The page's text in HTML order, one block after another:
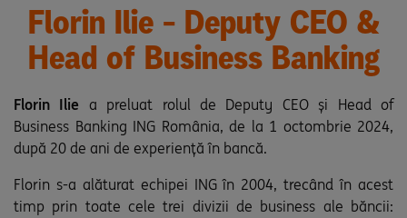
Florin Ilie - Deputy CEO &
Head of Business Banking
Florin Ilie a preluat rolul de Deputy CEO și Head of
Business Banking ING România, de la 1 octombrie 2024,
după 20 de ani de experiență în bancă.
Florin s-a alăturat echipei ING în 2004, trecând în acest
timp prin toate cele trei divizii de business ale băncii: